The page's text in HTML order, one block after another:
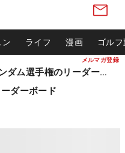
メルマガ登録
ン ライフ 漫画 ゴル
松山英樹ら出場 ウィンダム選手権のリーダーボード
ダーボード